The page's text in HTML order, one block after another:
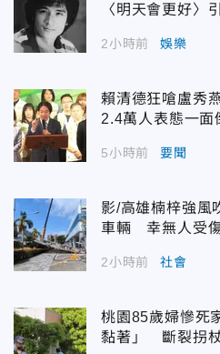
〈明天會更好〉
2小時前 娛樂
賴清德狂嗆盧秀
2.4萬人表態一面
5小時前 要聞
影/高雄楠梓強風
車輛 幸無人受
2小時前 社會
桃園85歲婦慘死
黏著」 斷裂拐